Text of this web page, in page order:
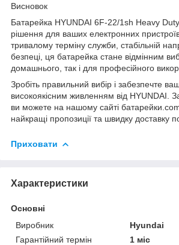
Висновок
Батарейка HYUNDAI 6F-22/1sh Heavy
рішення для ваших електронних
тривалому терміну служби, стабільній
безпеці, ця батарейка стане відмінним
домашнього, так і для професійного
Зробіть правильний вибір і забезпечте
високоякісним живленням від HYUNDAI.
ви можете на нашому сайті
найкращі пропозиції та швидку доставку по
Приховати
Характеристики
Основні
Виробник
Hyundai
Гарантійний термін
1 міс